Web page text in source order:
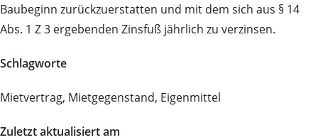
Baubeginn zurückzuerstatten und mit dem sich aus § 14
Abs. 1 Z 3 ergebenden Zinsfuß jährlich zu verzinsen.
Schlagworte
Mietvertrag, Mietgegenstand, Eigenmittel
Zuletzt aktualisiert am